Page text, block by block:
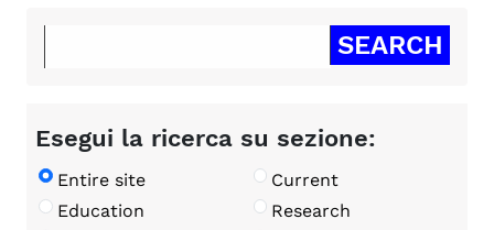
Esegui la ricerca su sezione:
Entire site
Current
Education
Research